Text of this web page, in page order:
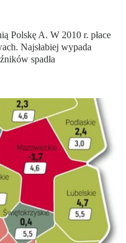
Polskę A. W 2010 r. płace
Najsłabiej wypada
spadła